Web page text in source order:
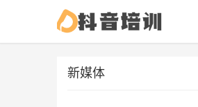
新媒体